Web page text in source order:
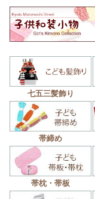
七五三髪飾り
帯締め
帯枕・帯板